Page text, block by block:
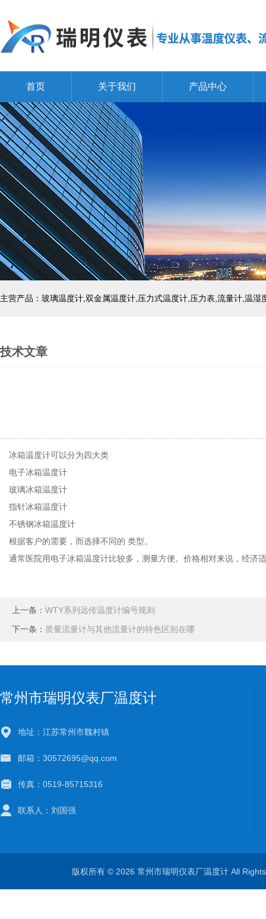
首页 关于我们 产品中心
技术文章
冰箱温度计可以分为四大类
电子冰箱温度计
玻璃冰箱温度计
指针冰箱温度计
不锈钢冰箱温度计
根据客户的需要，而选择不同的 类型。
通常医院用电子冰箱温度计比较多，测量方便。价格相对来说，经济
上一条： WTY系列远传温度计编号规则
下一条： 质量流量计与其他流量计的特色区别在哪
常州市瑞明仪表厂温度计
地址：江苏常州市魏村镇
邮箱：30572695@qq.com
传真：0519-85715316
联系人：刘国强
版权所有 © 2026 常州市瑞明仪表厂温度计 All